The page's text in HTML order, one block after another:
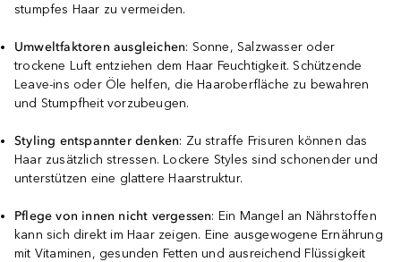
stumpfes Haar zu vermeiden.
Umweltfaktoren ausgleichen: Sonne, Salzwasser oder
trockene Luft entziehen dem Haar Feuchtigkeit. Schützende
Leave-ins oder Öle helfen, die Haaroberfläche zu bewahren
und Stumpfheit vorzubeugen.
Styling entspannter denken: Zu straffe Frisuren können das
Haar zusätzlich stressen. Lockere Styles sind schonender und
unterstützen eine glattere Haarstruktur.
Pflege von innen nicht vergessen: Ein Mangel an Nährstoffen
kann sich direkt im Haar zeigen. Eine ausgewogene Ernährung
mit Vitaminen, gesunden Fetten und ausreichend Flüssigkeit